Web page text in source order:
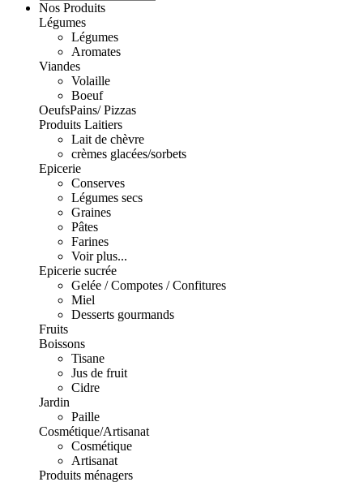
Nos Produits
Légumes
Légumes
Aromates
Viandes
Volaille
Boeuf
OeufsPains/ Pizzas
Produits Laitiers
Lait de chèvre
crèmes glacées/sorbets
Epicerie
Conserves
Légumes secs
Graines
Pâtes
Farines
Voir plus...
Epicerie sucrée
Gelée / Compotes / Confitures
Miel
Desserts gourmands
Fruits
Boissons
Tisane
Jus de fruit
Cidre
Jardin
Paille
Cosmétique/Artisanat
Cosmétique
Artisanat
Produits ménagers